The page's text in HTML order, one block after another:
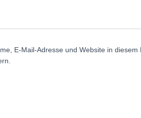
E-Mail-Adresse und Website in